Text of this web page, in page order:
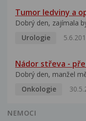
Tumor ledviny a
Dobrý den, zajímala
Urologie
Nádor střeva -
Dobrý den, manžel
Onkologie
NEMOCI